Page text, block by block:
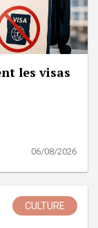
les visas
06/08/2026
CULTURE